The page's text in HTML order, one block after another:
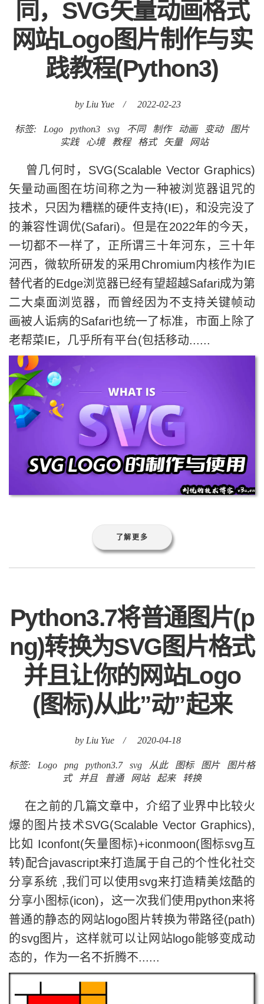
同，SVG矢量动画格式
网站Logo图片制作与实
践教程(Python3)
by Liu Yue / 2022-02-23
标签: Logo python3 svg 不同 制作 动画 变动
图片
实践
心境 教程 格式 矢量 网站
曾几何时，SVG(Scalable Vector Graphics)
矢量动画图在坊间称之为一种被浏览器诅咒的
技术，只因为糟糕的硬件支持(IE)，和没完没了
的兼容性调优(Safari)。但是在2022年的今天，
一切都不一样了，正所谓三十年河东，三十年
河西，微软所研发的采用Chromium内核作为IE
替代者的Edge浏览器已经有望超越Safari成为第
二大桌面浏览器，而曾经因为不支持关键帧动
画被人诟病的Safari也统一了标准，市面上除了
老帮菜IE，几乎所有平台(包括移动......
了解更多
Python3.7将普通图片(p
ng)转换为SVG图片格式
并且让你的网站Logo
(图标)从此”动”起来
by Liu Yue / 2020-04-18
标签: Logo png python3.7 svg 从此 图标 图片
图片格
式
并且 普通 网站 起来 转换
在之前的几篇文章中，介绍了业界中比较火
爆的图片技术SVG(Scalable Vector Graphics),
比如 Iconfont(矢量图标)+iconmoon(图标svg互
转)配合javascript来打造属于自己的个性化社交
分享系统 ,我们可以使用svg来打造精美炫酷的
分享小图标(icon)，这一次我们使用python来将
普通的静态的网站logo图片转换为带路径(path)
的svg图片，这样就可以让网站logo能够变成动
态的，作为一名不折腾不......